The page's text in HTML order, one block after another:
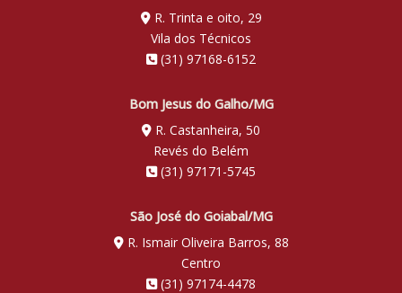
R. Trinta e oito, 29
Vila dos Técnicos
(31) 97168-6152
Bom Jesus do Galho/MG
R. Castanheira, 50
Revés do Belém
(31) 97171-5745
São José do Goiabal/MG
R. Ismair Oliveira Barros, 88
Centro
(31) 97174-4478